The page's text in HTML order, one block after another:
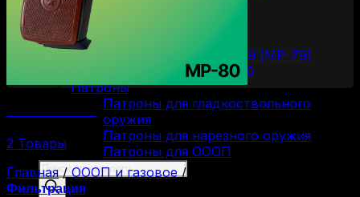
Пистолеты Макарова
Пистолеты ИЖ-79 (МР-79)
Пистолеты МР-80
Патроны
Патроны для гладкоствольного
оружия
Патроны для нарезного оружия
Патроны для ОООП
Поиск
товаров
2 Товары
Главная / ОООП и газовое /
Фильтрация